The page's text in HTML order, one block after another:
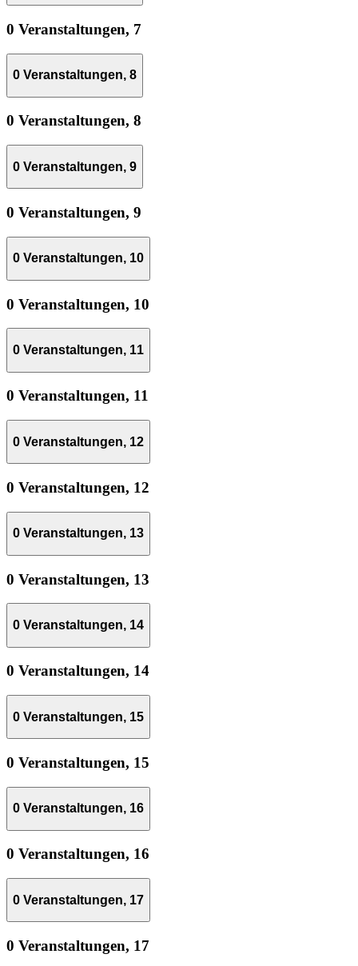
0 Veranstaltungen, 7
0 Veranstaltungen, 8
0 Veranstaltungen, 8
0 Veranstaltungen, 9
0 Veranstaltungen, 9
0 Veranstaltungen, 10
0 Veranstaltungen, 10
0 Veranstaltungen, 11
0 Veranstaltungen, 11
0 Veranstaltungen, 12
0 Veranstaltungen, 12
0 Veranstaltungen, 13
0 Veranstaltungen, 13
0 Veranstaltungen, 14
0 Veranstaltungen, 14
0 Veranstaltungen, 15
0 Veranstaltungen, 15
0 Veranstaltungen, 16
0 Veranstaltungen, 16
0 Veranstaltungen, 17
0 Veranstaltungen, 17